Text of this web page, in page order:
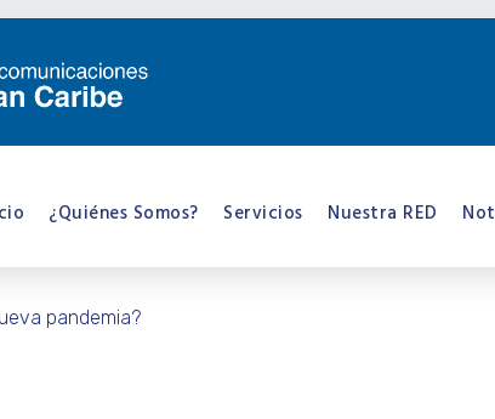
¿Quiénes Somos? Servicios Nuestra RED
pandemia?